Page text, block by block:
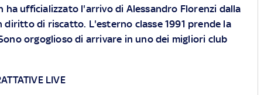
ha ufficializzato l'arrivo di Alessandro Florenzi dalla
diritto di riscatto. L'esterno classe 1991 prende la
orgoglioso di arrivare in uno dei migliori club
LIVE